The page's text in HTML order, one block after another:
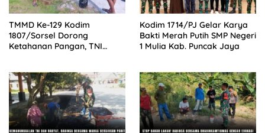
TMMD Ke-129 Kodim
1807/Sorsel Dorong
Ketahanan Pangan, TNI
Kampung Sesor
Kodim 1714/PJ Gelar Karya
Bakti Merah Putih SMP Negeri
1 Mulia Kab. Puncak Jaya